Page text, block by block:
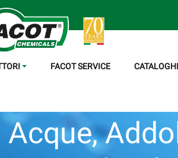
FACOT SERVICE CATALOGHI